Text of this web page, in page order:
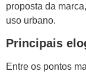
proposta da
uso urbano.
Principais
Entre os pontos